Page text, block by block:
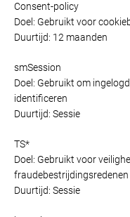
Consent-policy
Doel: Gebruikt voor
Duurtijd: 12 maanden
smSession
Doel: Gebruikt om
identificeren
Duurtijd: Sessie
TS*
Doel: Gebruikt voor
fraudebestrijdingsredenen
Duurtijd: Sessie